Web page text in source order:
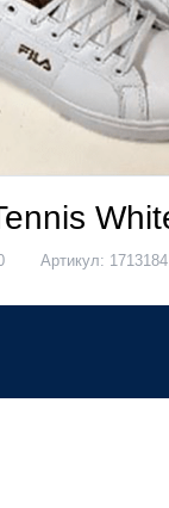
Артикул: 1713184